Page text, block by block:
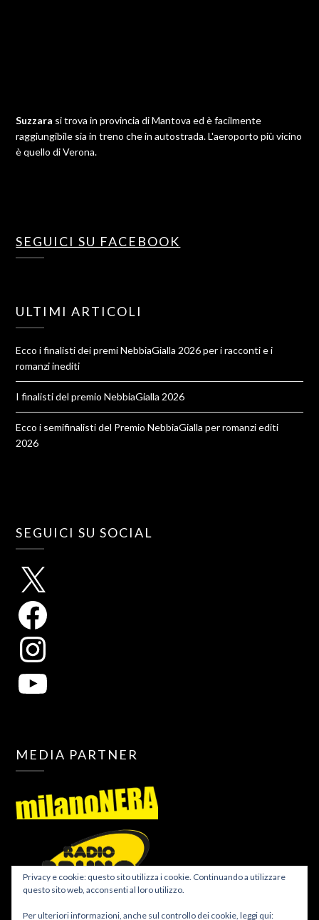
Suzzara si trova in provincia di Mantova ed è facilmente
raggiungibile sia in treno che in autostrada. L'aeroporto più vicino
è quello di Verona.
SEGUICI SU FACEBOOK
ULTIMI ARTICOLI
Ecco i finalisti dei premi NebbiaGialla 2026 per i racconti e i
romanzi inediti
I finalisti del premio NebbiaGialla 2026
Ecco i semifinalisti del Premio NebbiaGialla per romanzi editi
2026
SEGUICI SU SOCIAL
MEDIA PARTNER
Privacy e cookie: questo sito utilizza i cookie. Continuando a utilizzare
questo sito web, acconsenti al loro utilizzo.
Per ulteriori informazioni, anche sul controllo dei cookie, leggi qui: